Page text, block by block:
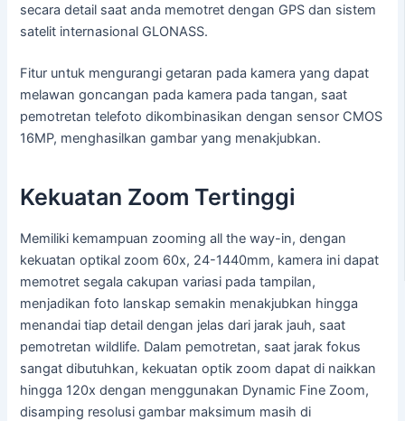
secara detail saat anda memotret dengan GPS dan sistem
satelit internasional GLONASS.
Fitur untuk mengurangi getaran pada kamera yang dapat
melawan goncangan pada kamera pada tangan, saat
pemotretan telefoto dikombinasikan dengan sensor CMOS
16MP, menghasilkan gambar yang menakjubkan.
Kekuatan Zoom Tertinggi
Memiliki kemampuan zooming all the way-in, dengan
kekuatan optikal zoom 60x, 24-1440mm, kamera ini dapat
memotret segala cakupan variasi pada tampilan,
menjadikan foto lanskap semakin menakjubkan hingga
menandai tiap detail dengan jelas dari jarak jauh, saat
pemotretan wildlife. Dalam pemotretan, saat jarak fokus
sangat dibutuhkan, kekuatan optik zoom dapat di naikkan
hingga 120x dengan menggunakan Dynamic Fine Zoom,
disamping resolusi gambar maksimum masih di